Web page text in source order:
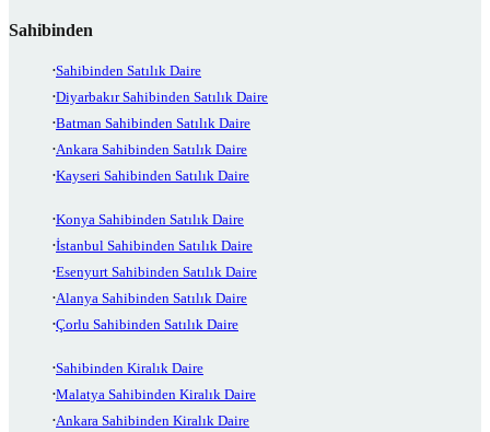
Sahibinden
Sahibinden Satılık Daire
Diyarbakır Sahibinden Satılık Daire
Batman Sahibinden Satılık Daire
Ankara Sahibinden Satılık Daire
Kayseri Sahibinden Satılık Daire
Konya Sahibinden Satılık Daire
İstanbul Sahibinden Satılık Daire
Esenyurt Sahibinden Satılık Daire
Alanya Sahibinden Satılık Daire
Çorlu Sahibinden Satılık Daire
Sahibinden Kiralık Daire
Malatya Sahibinden Kiralık Daire
Ankara Sahibinden Kiralık Daire